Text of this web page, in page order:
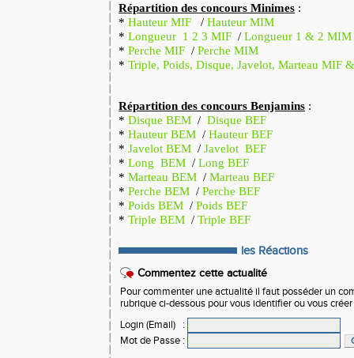
Répartition des concours Minimes :
* Hauteur MIF / Hauteur MIM
* Longueur 1 2 3 MIF / Longueur 1 & 2 MIM
* Perche MIF / Perche MIM
* Triple, Poids, Disque, Javelot, Marteau MIF
Répartition des concours Benjamins :
* Disque BEM / Disque BEF
* Hauteur BEM / Hauteur BEF
* Javelot BEM / Javelot BEF
* Long BEM / Long BEF
* Marteau BEM / Marteau BEF
* Perche BEM / Perche BEF
* Poids BEM / Poids BEF
* Triple BEM / Triple BEF
les Réactions
Commentez cette actualité
Pour commenter une actualité il faut posséder un
rubrique ci-dessous pour vous identifier ou vous
Login (Email)
:
Mot de Passe :